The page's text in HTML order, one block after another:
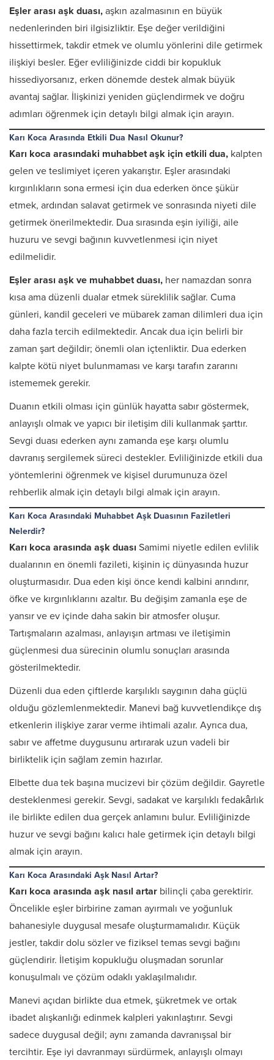
Eşler arası aşk duası, aşkın azalmasının en büyük
nedenlerinden biri ilgisizliktir. Eşe değer verildiğini
hissettirmek, takdir etmek ve olumlu yönlerini dile getirmek
ilişkiyi besler. Eğer evliliğinizde ciddi bir kopukluk
hissediyorsanız, erken dönemde destek almak büyük
avantaj sağlar. İlişkinizi yeniden güçlendirmek ve doğru
adımları öğrenmek için detaylı bilgi almak için arayın.
Karı Koca Arasında Etkili Dua Nasıl Okunur?
Karı koca arasındaki muhabbet aşk için etkili dua, kalpten
gelen ve teslimiyet içeren yakarıştır. Eşler arasındaki
kırgınlıkların sona ermesi için dua ederken önce şükür
etmek, ardından salavat getirmek ve sonrasında niyeti dile
getirmek önerilmektedir. Dua sırasında eşin iyiliği, aile
huzuru ve sevgi bağının kuvvetlenmesi için niyet
edilmelidir.
Eşler arası aşk ve muhabbet duası, her namazdan sonra
kısa ama düzenli dualar etmek süreklilik sağlar. Cuma
günleri, kandil geceleri ve mübarek zaman dilimleri dua için
daha fazla tercih edilmektedir. Ancak dua için belirli bir
zaman şart değildir; önemli olan içtenliktir. Dua ederken
kalpte kötü niyet bulunmaması ve karşı tarafın zararını
istememek gerekir.
Duanın etkili olması için günlük hayatta sabır göstermek,
anlayışlı olmak ve yapıcı bir iletişim dili kullanmak şarttır.
Sevgi duası ederken aynı zamanda eşe karşı olumlu
davranış sergilemek süreci destekler. Evliliğinizde etkili dua
yöntemlerini öğrenmek ve kişisel durumunuza özel
rehberlik almak için detaylı bilgi almak için arayın.
Karı Koca Arasındaki Muhabbet Aşk Duasının Faziletleri
Nelerdir?
Karı koca arasında aşk duası Samimi niyetle edilen evlilik
dualarının en önemli fazileti, kişinin iç dünyasında huzur
oluşturmasıdır. Dua eden kişi önce kendi kalbini arındırır,
öfke ve kırgınlıklarını azaltır. Bu değişim zamanla eşe de
yansır ve ev içinde daha sakin bir atmosfer oluşur.
Tartışmaların azalması, anlayışın artması ve iletişimin
güçlenmesi dua sürecinin olumlu sonuçları arasında
gösterilmektedir.
Düzenli dua eden çiftlerde karşılıklı saygının daha güçlü
olduğu gözlemlenmektedir. Manevi bağ kuvvetlendikçe dış
etkenlerin ilişkiye zarar verme ihtimali azalır. Ayrıca dua,
sabır ve affetme duygusunu artırarak uzun vadeli bir
birliktelik için sağlam zemin hazırlar.
Elbette dua tek başına mucizevi bir çözüm değildir. Gayretle
desteklenmesi gerekir. Sevgi, sadakat ve karşılıklı fedakârlık
ile birlikte edilen dua gerçek anlamını bulur. Evliliğinizde
huzur ve sevgi bağını kalıcı hale getirmek için detaylı bilgi
almak için arayın.
Karı Koca Arasındaki Aşk Nasıl Artar?
Karı koca arasında aşk nasıl artar bilinçli çaba gerektirir.
Öncelikle eşler birbirine zaman ayırmalı ve yoğunluk
bahanesiyle duygusal mesafe oluşturmamalıdır. Küçük
jestler, takdir dolu sözler ve fiziksel temas sevgi bağını
güçlendirir. İletişim kopukluğu oluşmadan sorunlar
konuşulmalı ve çözüm odaklı yaklaşılmalıdır.
Manevi açıdan birlikte dua etmek, şükretmek ve ortak
ibadet alışkanlığı edinmek kalpleri yakınlaştırır. Sevgi
sadece duygusal değil; aynı zamanda davranışsal bir
tercihtir. Eşe iyi davranmayı sürdürmek, anlayışlı olmayı